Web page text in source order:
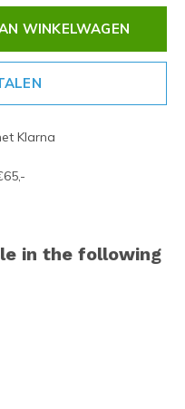
WINKELWAGEN
Klarna
in the following